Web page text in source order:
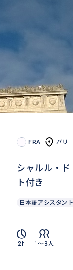
FRA パリ
シャルル・
ト付き
日本語アシスタント
2h 1〜3人